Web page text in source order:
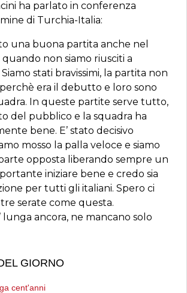
ha parlato in conferenza
di Turchia-Italia:
una buona partita anche nel
non siamo riusciti a
stati bravissimi, la partita non
era il debutto e loro sono
In queste partite serve tutto,
del pubblico e la squadra ha
bene. E’ stato decisivo
mosso la palla veloce e siamo
opposta liberando sempre un
iniziare bene e credo sia
per tutti gli italiani. Spero ci
serate come questa.
lunga ancora, ne mancano solo
GIORNO
cent'anni